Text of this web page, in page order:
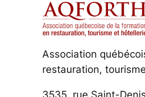
Association
restauration,
3535, rue Saint-